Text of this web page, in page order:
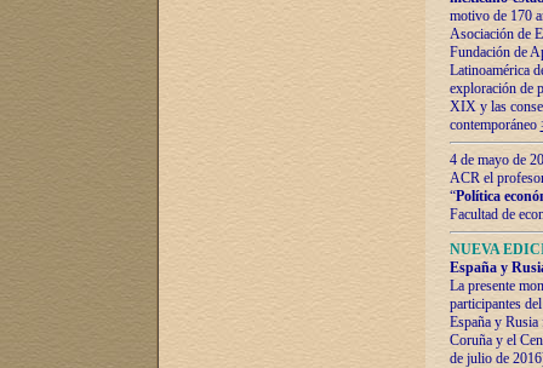
motivo de 170
Asociación de
Fundación de
Latinoamérica
exploración de
XIX y las
contemporáneo
4 de mayo de
ACR el
“Política
Facultad de
NUEVA
España y
La presente
participantes
España y
Coruña y el
de julio de